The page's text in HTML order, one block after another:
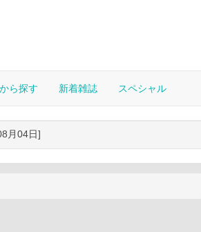
ら探す 新着雑誌 スペシャル
月04日]